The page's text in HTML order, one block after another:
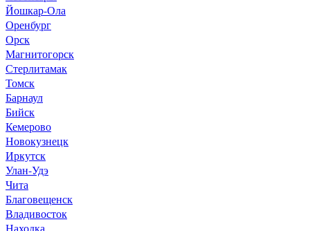
Йошкар-Ола
Оренбург
Орск
Магнитогорск
Стерлитамак
Томск
Барнаул
Бийск
Кемерово
Новокузнецк
Иркутск
Улан-Удэ
Чита
Благовещенск
Владивосток
Находка